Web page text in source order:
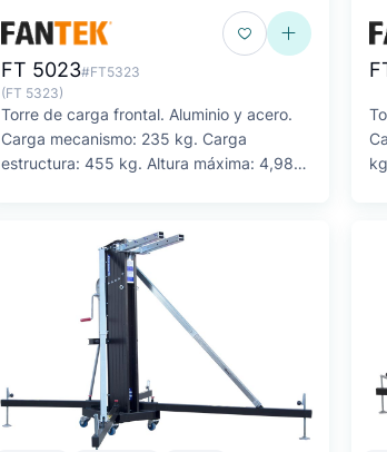
FT 5023#FT5323
(FT 5323)
Torre de carga frontal. Aluminio y acero.
Carga mecanismo: 235 kg. Carga
estructura: 455 kg. Altura máxima: 4,98